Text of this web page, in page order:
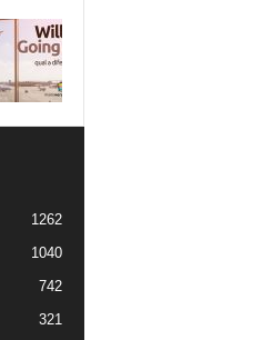
1262
1040
742
321